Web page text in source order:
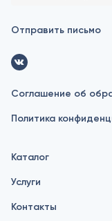
Отправить письмо
Соглашение об
Политика
Каталог
Услуги
Контакты